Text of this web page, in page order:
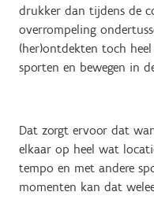
drukker dan tijdens de
overrompeling
(her)ontdekten toch
sporten en bewegen in
Dat zorgt ervoor dat
elkaar op heel wat
tempo en met andere
momenten kan dat